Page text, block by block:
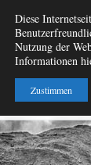
Inhalt
springen
Wir
GbR
Diese
Nutzung der
Informationen
Zustimmen